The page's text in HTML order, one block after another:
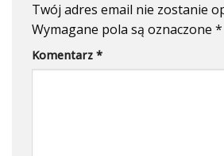
Twój adres email nie zostanie
Wymagane pola są oznaczone *
Komentarz *